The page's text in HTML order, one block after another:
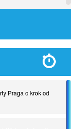
a owca cała?
Praga o krok od